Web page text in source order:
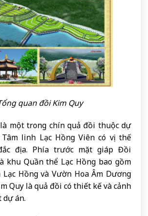
quan đồi Kim Quy
một trong chín quả đồi thuộc dự
linh Lạc Hồng Viên có vị thế
địa. Phía trước mặt giáp Đồi
khu Quần thể Lạc Hồng bao gồm
Lạc Hồng và Vườn Hoa Âm Dương
Quy là quả đồi có thiết kế và cảnh
dự án.